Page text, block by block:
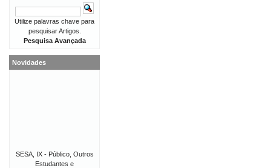
Utilize palavras chave para
pesquisar Artigos.
Pesquisa Avançada
Novidades
SESA, IX - Público, Outros
Estudantes e